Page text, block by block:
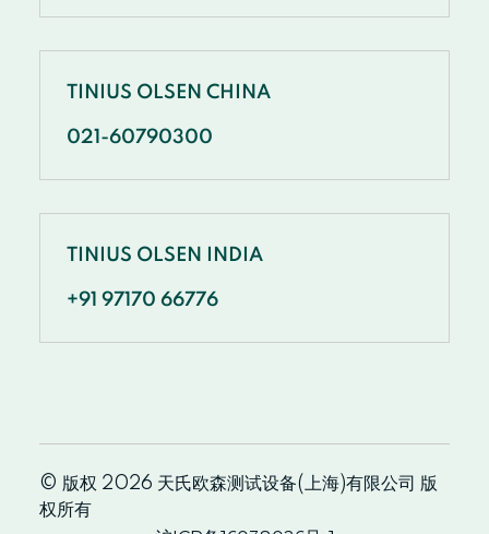
TINIUS OLSEN CHINA
021-60790300
TINIUS OLSEN INDIA
+91 97170 66776
© 版权 2026 天氏欧森测试设备(上海)有限公司 版
权所有